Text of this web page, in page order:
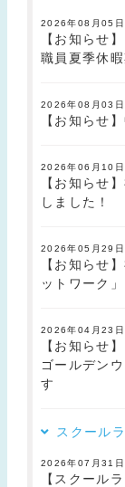
2026年08月05日
【お知らせ
職員夏季休
2026年08月03日
【お知らせ
2026年06月10日
【お知らせ
しました！
2026年05月29日
【お知らせ
ットワーク
2026年04月23日
【お知らせ
ゴールデン
す
スクール
2026年07月31日
【スクール